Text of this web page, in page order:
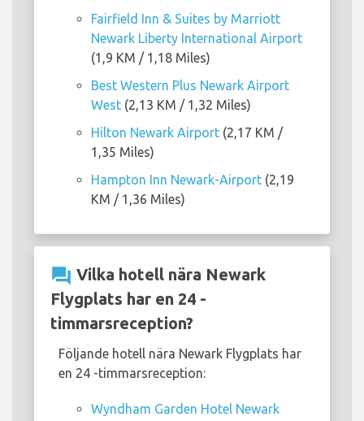
Fairfield Inn & Suites by Marriott
Newark Liberty International Airport
(1,9 KM / 1,18 Miles)
Best Western Plus Newark Airport
West (2,13 KM / 1,32 Miles)
Hilton Newark Airport (2,17 KM /
1,35 Miles)
Hampton Inn Newark-Airport (2,19
KM / 1,36 Miles)
question_answer Vilka hotell nära Newark
Flygplats har en 24 -
timmarsreception?
Följande hotell nära Newark Flygplats har
en 24 -timmarsreception:
Wyndham Garden Hotel Newark